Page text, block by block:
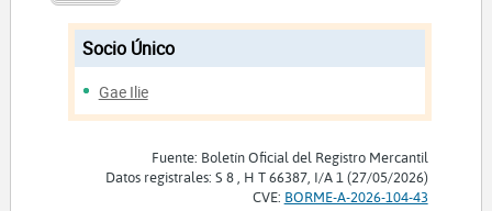
Socio Único
Gae Ilie
Fuente: Boletín Oficial del Registro Mercantil
Datos registrales: S 8 , H T 66387, I/A 1 (27/05/2026)
CVE: BORME-A-2026-104-43